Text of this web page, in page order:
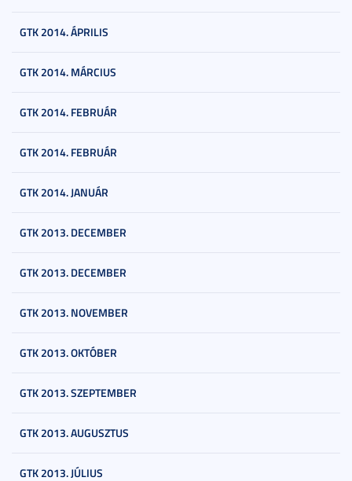
GTK 2014. ÁPRILIS
GTK 2014. MÁRCIUS
GTK 2014. FEBRUÁR
GTK 2014. FEBRUÁR
GTK 2014. JANUÁR
GTK 2013. DECEMBER
GTK 2013. DECEMBER
GTK 2013. NOVEMBER
GTK 2013. OKTÓBER
GTK 2013. SZEPTEMBER
GTK 2013. AUGUSZTUS
GTK 2013. JÚLIUS